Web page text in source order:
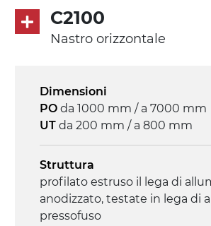
asincrono trifase multi
230/400Vac-50Hz-3F
Controllo
C2100
Nastro orizzontale
Dimensioni
PO da 1000 mm / a 7000 mm
UT da 200 mm / a 800 mm
Struttura
profilato estruso il lega di
anodizzato, testate in lega di
pressofuso